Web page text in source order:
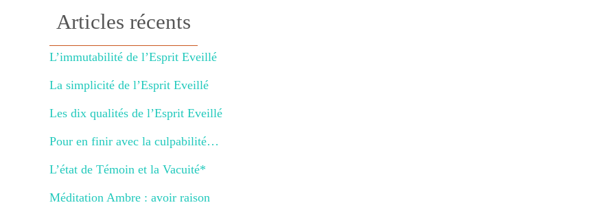
Articles récents
L’immutabilité de l’Esprit Eveillé
La simplicité de l’Esprit Eveillé
Les dix qualités de l’Esprit Eveillé
Pour en finir avec la culpabilité…
L’état de Témoin et la Vacuité*
Méditation Ambre : avoir raison